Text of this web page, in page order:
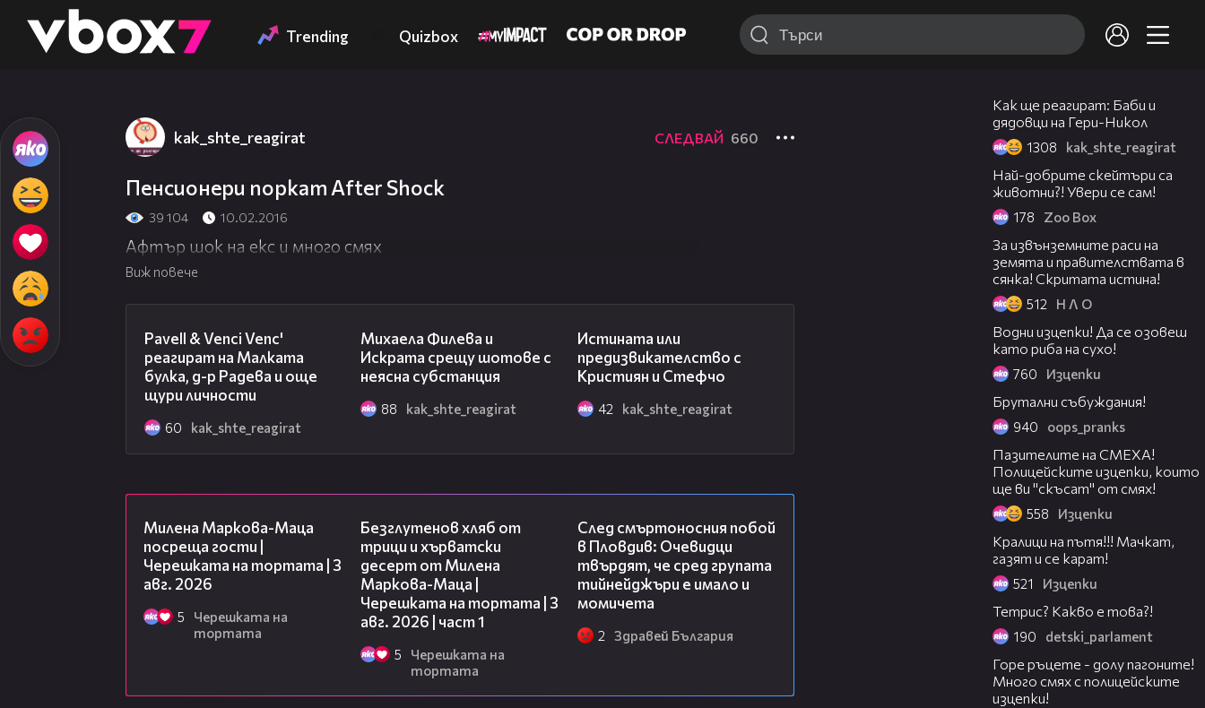
👾 Trending Quizbox
kak_shte_reagirat СЛЕДВАЙ 660
Пенсионери поркат After Shock
39 104 10.02.2016
Афтър шок на екс и много смях
Виж повече
Pavell & Venci Venc'
реагират на Малката
булка, д-р Радева и още
щури личности
60 kak_shte_reagirat
Михаела Филева и
Искрата срещу шотове с
неясна субстанция
88 kak_shte_reagirat
Истината или
предизвикателство с
Кристиян и Стефчо
42 kak_shte_reagirat
Милена Маркова-Маца
посреща гости |
Черешката на тортата | 3
авг. 2026
5
Черешката на
тортата
Безглутенов хляб от
трици и хърватски
десерт от Милена
Маркова-Маца |
Черешката на тортата | 3
авг. 2026 | част 1
5
Черешката на
тортата
След смъртоносния побой
в Пловдив: Очевидци
твърдят, че сред групата
тийнейджъри е имало и
момичета
2 Здравей България
Как ще реагират: Баби и
дядовци на Гери-Никол
1308 kak_shte_reagirat
Най-добрите скейтъри са
животни?! Увери се сам!
178 Zoo Box
За извънземните раси на
земята и правителствата в
сянка! Скритата истина!
512 Н Л О
Водни изцепки! Да се озовеш
като риба на сухо!
760 Изцепки
Брутални събуждания!
940 oops_pranks
Пазителите на СМЕХА!
Полицейските изцепки, които
ще ви "скъсат" от смях!
558 Изцепки
Кралици на пътя!!! Мачкат,
газят и се карат!
521 Изцепки
Тетрис? Какво е това?!
190 detski_parlament
Горе ръцете - долу пагоните!
Много смях с полицейските
изцепки!